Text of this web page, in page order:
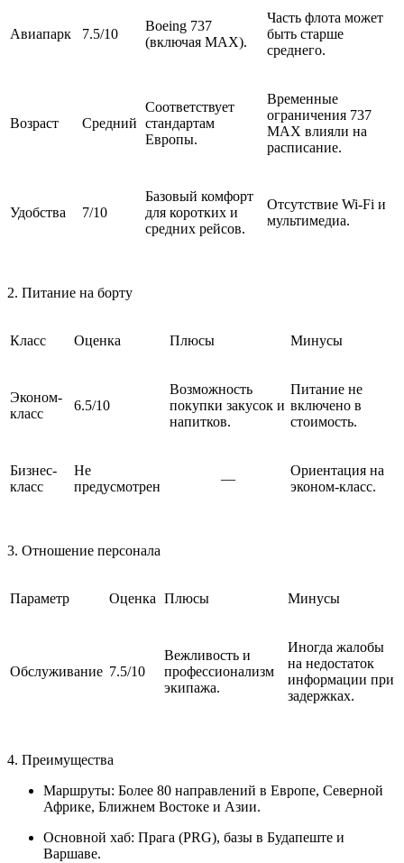
Авиапарк 7.5/10
Boeing 737
(включая MAX).
Часть флота может
быть старше
среднего.
Возраст Средний
Соответствует
стандартам
Европы.
Временные
ограничения 737
MAX влияли на
расписание.
Удобства 7/10
Базовый комфорт
для коротких и
средних рейсов.
Отсутствие Wi-Fi и
мультимедиа.
2. Питание на борту
Класс Оценка Плюсы Минусы
Эконом-
класс
6.5/10
Возможность
покупки закусок и
напитков.
Питание не
включено в
стоимость.
Бизнес-
класс
Не
предусмотрен
—
Ориентация на
эконом-класс.
3. Отношение персонала
Параметр Оценка Плюсы Минусы
Обслуживание 7.5/10
Вежливость и
профессионализм
экипажа.
Иногда жалобы
на недостаток
информации при
задержках.
4. Преимущества
Маршруты: Более 80 направлений в Европе, Северной
Африке, Ближнем Востоке и Азии.
Основной хаб: Прага (PRG), базы в Будапеште и
Варшаве.